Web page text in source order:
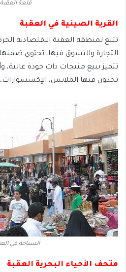
قلعة العقبة
القرية الصينية في العقبة
تتبع لمنطقة العقبة الاقتصادية
التجارة والتسوق فيها، تحتوي ضمنها
تتميز ببيع منتجات ذات جودة عالية،
تجدون فيها الملابس، الإكسسوارات،
السياحة في
متحف الأحياء البحرية العقبة